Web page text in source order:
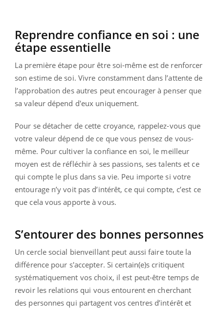
Reprendre confiance en soi : une
étape essentielle
La première étape pour être soi-même est de renforcer
son estime de soi. Vivre constamment dans l’attente de
l’approbation des autres peut encourager à penser que
sa valeur dépend d'eux uniquement.
Pour se détacher de cette croyance, rappelez-vous que
votre valeur dépend de ce que vous pensez de vous-
même. Pour cultiver la confiance en soi, le meilleur
moyen est de réfléchir à ses passions, ses talents et ce
qui compte le plus dans sa vie. Peu importe si votre
entourage n’y voit pas d’intérêt, ce qui compte, c’est ce
que cela vous apporte à vous.
S’entourer des bonnes personnes
Un cercle social bienveillant peut aussi faire toute la
différence pour s'accepter. Si certain(e)s critiquent
systématiquement vos choix, il est peut-être temps de
revoir les relations qui vous entourent en cherchant
des personnes qui partagent vos centres d’intérêt et